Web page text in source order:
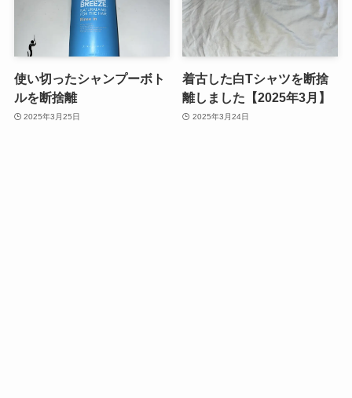
使い切ったシャンプーボト
ルを断捨離
2025年3月25日
着古した白Tシャツを断捨
離しました【2025年3月】
2025年3月24日